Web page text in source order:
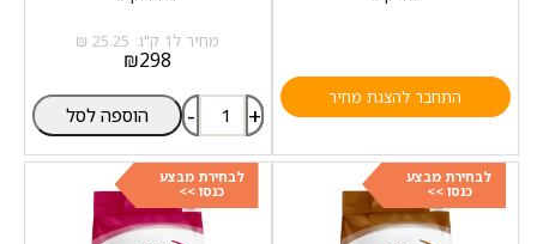
התחבר להצגת מחיר
מחיר ל1 ק"ג: 25.25 ₪
₪298
- + הוספה לסל
לבחירת מבצע
כנסו >>
לבחירת מבצע
כנסו >>